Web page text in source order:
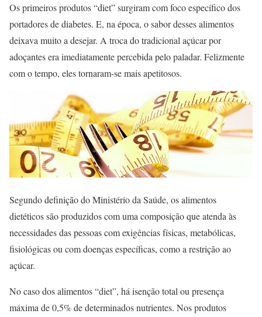
Os primeiros produtos “diet” surgiram com foco específico dos
portadores de diabetes. E, na época, o sabor desses alimentos
deixava muito a desejar. A troca do tradicional açúcar por
adoçantes era imediatamente percebida pelo paladar. Felizmente
com o tempo, eles tornaram-se mais apetitosos.
Segundo definição do Ministério da Saúde, os alimentos
dietéticos são produzidos com uma composição que atenda às
necessidades das pessoas com exigências físicas, metabólicas,
fisiológicas ou com doenças específicas, como a restrição ao
açúcar.
No caso dos alimentos “diet”, há isenção total ou presença
máxima de 0,5% de determinados nutrientes. Nos produtos